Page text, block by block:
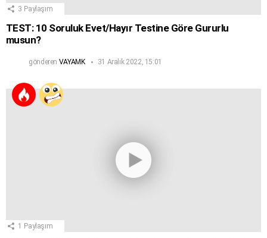
3 Paylaşım
TEST: 10 Soruluk Evet/Hayır Testine Göre Gururlu
musun?
gönderen VAYAMK 31 Aralık 2022, 15:01
1 Paylaşım